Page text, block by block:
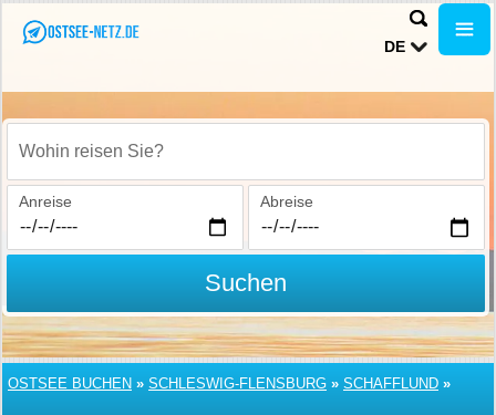
DE
Wohin reisen Sie?
Anreise Abreise
Suchen
OSTSEE BUCHEN » SCHLESWIG-FLENSBURG » SCHAFFLUND »